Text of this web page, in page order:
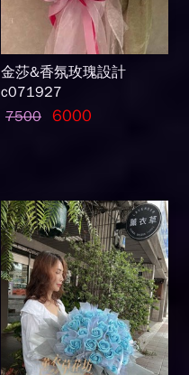
金莎&香氛玫瑰設計
c071927
7500 6000